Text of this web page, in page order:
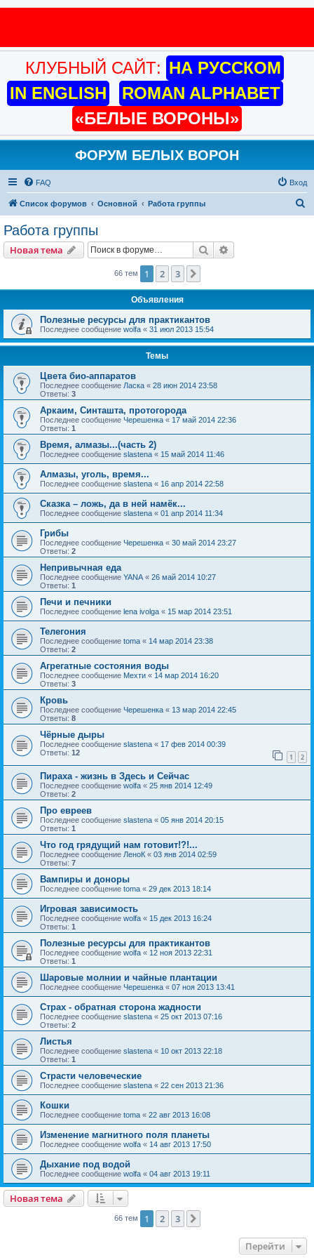
КЛУБНЫЙ САЙТ: НА РУССКОМ
IN ENGLISH
ROMAN ALPHABET
«БЕЛЫЕ ВОРОНЫ»
ФОРУМ БЕЛЫХ ВОРОН
FAQ Вход
Список форумов Основной Работа группы
Работа группы
Новая тема Поиск
66 тем 1 2 3
Объявления
Полезные ресурсы для практикантов
Последнее сообщение wolfa « 31 июл 2013 15:54
Темы
Цвета био-аппаратов
Последнее сообщение Ласка « 28 июн 2014 23:58
Ответы: 3
Аркаим, Синташта, протогорода
Последнее сообщение Черешенка « 17 май 2014 22:36
Ответы: 1
Время, алмазы...(часть 2)
Последнее сообщение slastena « 15 май 2014 11:46
Алмазы, уголь, время...
Последнее сообщение slastena « 16 апр 2014 22:58
Сказка – ложь, да в ней намёк...
Последнее сообщение slastena « 01 апр 2014 11:34
Грибы
Последнее сообщение Черешенка « 30 май 2014 23:27
Ответы: 2
Непривычная еда
Последнее сообщение YANA « 26 май 2014 10:27
Ответы: 1
Печи и печники
Последнее сообщение lena ivolga « 15 мар 2014 23:51
Телегония
Последнее сообщение toma « 14 мар 2014 23:38
Ответы: 2
Агрегатные состояния воды
Последнее сообщение Мехти « 14 мар 2014 16:20
Ответы: 3
Кровь
Последнее сообщение Черешенка « 13 мар 2014 22:45
Ответы: 8
Чёрные дыры
Последнее сообщение slastena « 17 фев 2014 00:39
Ответы: 12 1 2
Пираха - жизнь в Здесь и Сейчас
Последнее сообщение wolfa « 25 янв 2014 12:49
Ответы: 2
Про евреев
Последнее сообщение slastena « 05 янв 2014 20:15
Ответы: 1
Что год грядущий нам готовит!?!...
Последнее сообщение ЛеноК « 03 янв 2014 02:59
Ответы: 7
Вампиры и доноры
Последнее сообщение toma « 29 дек 2013 18:14
Игровая зависимость
Последнее сообщение wolfa « 15 дек 2013 16:24
Ответы: 1
Полезные ресурсы для практикантов
Последнее сообщение wolfa « 12 ноя 2013 22:31
Ответы: 1
Шаровые молнии и чайные плантации
Последнее сообщение Черешенка « 07 ноя 2013 13:41
Страх - обратная сторона жадности
Последнее сообщение slastena « 25 окт 2013 07:16
Ответы: 2
Листья
Последнее сообщение slastena « 10 окт 2013 22:18
Ответы: 1
Страсти человеческие
Последнее сообщение slastena « 22 сен 2013 21:36
Кошки
Последнее сообщение toma « 22 авг 2013 16:08
Изменение магнитного поля планеты
Последнее сообщение wolfa « 14 авг 2013 17:50
Дыхание под водой
Последнее сообщение wolfa « 04 авг 2013 19:11
Новая тема
66 тем 1 2 3
Перейти